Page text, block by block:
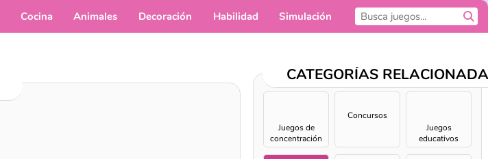
Cocina Animales Decoración Habilidad Simulación
CATEGORÍAS
Juegos de
concentración
Concursos
Juegos
educativos